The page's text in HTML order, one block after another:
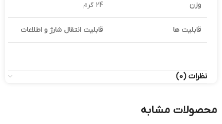
وزن 24 گرم
قابلیت ها قابلیت انتقال شارژ و اطلاعات
نظرات (0)
محصولات مشابه